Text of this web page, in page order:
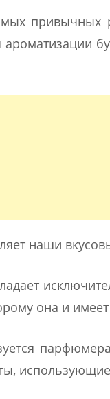
привычных
ароматизации
наши
она и
использующие